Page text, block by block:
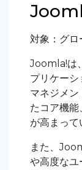
対象：グロ
Joomla!は
プリケー
マネジメ
たコア機
が高まって
また、
や高度なユ